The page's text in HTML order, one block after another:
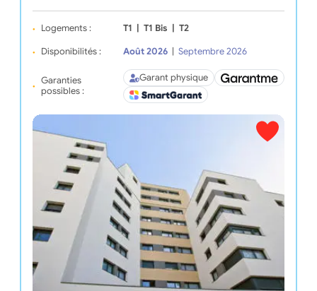
Logements : T1 T1 Bis T2
Disponibilités : Août 2026 Septembre 2026
Garanties
possibles :
Garant physique